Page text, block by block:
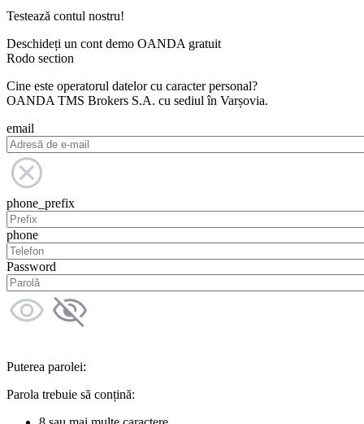
Testează contul nostru!
Deschideți un cont demo OANDA gratuit
Rodo section
Cine este operatorul datelor cu caracter personal?
OANDA TMS Brokers S.A. cu sediul în Varșovia.
email
phone_prefix
phone
Password
Puterea parolei:
Parola trebuie să conțină: